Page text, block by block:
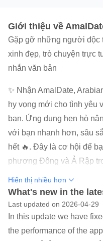
Giới thiệu về
Gặp gỡ những người độc
xinh đẹp, trò chuyện trực
nhắn văn bản
✨ Nhận AmalDate,
hy vọng mới cho tình yêu
bạn. Ứng dụng hẹn hò
với bạn nhanh hơn, sâu
hết 🔥. Đây là cơ hội để
phương Đông và Ả Rập
Tính năng hẹn hò ưu tú
để tập trung vào việc tìm
phù hợp nhất 🤗.
các thành viên của chúng
thành công. Những trận
Hiển thị nhiều hơn
What's new in the
Last updated on 2026-04-29
In this update we have
the performance of the